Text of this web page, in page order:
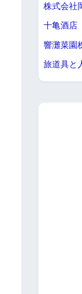
株式会社
十亀酒店
響灘菜園
旅道具と